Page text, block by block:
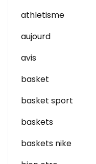
athletisme
aujourd
avis
basket
basket sport
baskets
baskets nike